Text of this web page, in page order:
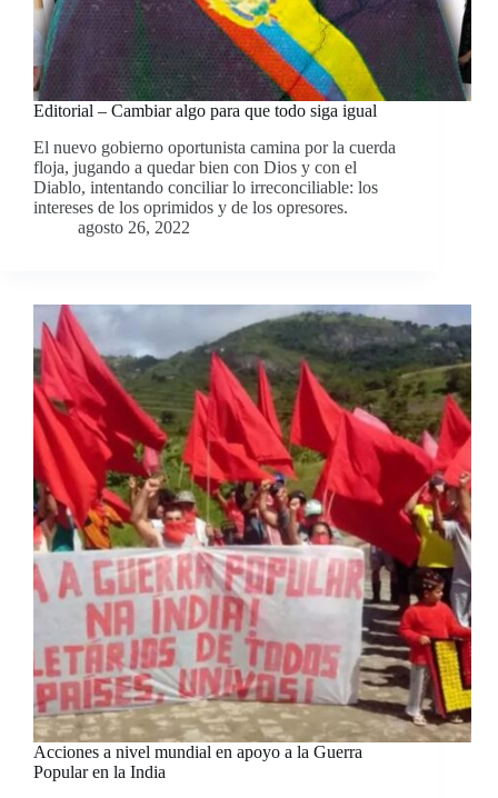
Editorial – Cambiar algo para que todo siga igual
El nuevo gobierno oportunista camina por la cuerda
floja, jugando a quedar bien con Dios y con el
Diablo, intentando conciliar lo irreconciliable: los
intereses de los oprimidos y de los opresores.
agosto 26, 2022
Acciones a nivel mundial en apoyo a la Guerra
Popular en la India